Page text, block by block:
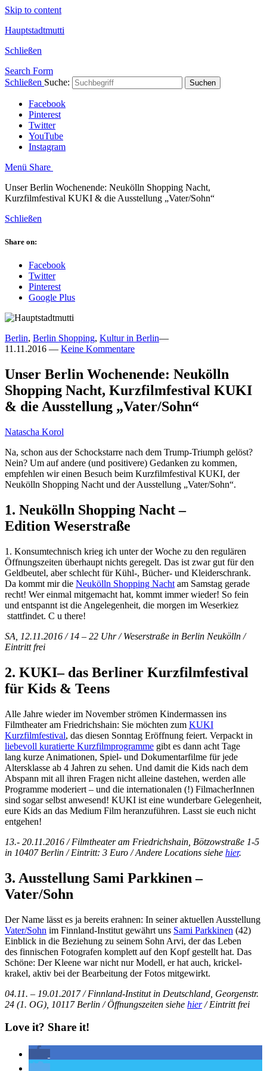
Skip to content
Hauptstadtmutti
Schließen
Search Form
Schließen Suche: Suchen
Facebook
Pinterest
Twitter
YouTube
Instagram
Menü Share
Unser Berlin Wochenende: Neukölln Shopping Nacht,
Kurzfilmfestival KUKI & die Ausstellung „Vater/Sohn“
Schließen
Share on:
Facebook
Twitter
Pinterest
Google Plus
Berlin, Berlin Shopping, Kultur in Berlin—
11.11.2016 — Keine Kommentare
Unser Berlin Wochenende: Neukölln
Shopping Nacht, Kurzfilmfestival KUKI
& die Ausstellung „Vater/Sohn“
Natascha Korol
Na, schon aus der Schockstarre nach dem Trump-Triumph gelöst?
Nein? Um auf andere (und positivere) Gedanken zu kommen,
empfehlen wir einen Besuch beim Kurzfilmfestival KUKI, der
Neukölln Shopping Nacht und der Ausstellung „Vater/Sohn“.
1. Neukölln Shopping Nacht –
Edition Weserstraße
1. Konsumtechnisch krieg ich unter der Woche zu den regulären
Öffnungszeiten überhaupt nichts geregelt. Das ist zwar gut für den
Geldbeutel, aber schlecht für Kühl-, Bücher- und Kleiderschrank.
Da kommt mir die Neukölln Shopping Nacht am Samstag gerade
recht! Wer einmal mitgemacht hat, kommt immer wieder! So fein
und entspannt ist die Angelegenheit, die morgen im Weserkiez
stattfindet. C u there!
SA, 12.11.2016 / 14 – 22 Uhr / Weserstraße in Berlin Neukölln /
Eintritt frei
2. KUKI– das Berliner Kurzfilmfestival
für Kids & Teens
Alle Jahre wieder im November strömen Kindermassen ins
Filmtheater am Friedrichshain: Sie möchten zum KUKI
Kurzfilmfestival, das diesen Sonntag Eröffnung feiert. Verpackt in
liebevoll kuratierte Kurzfilmprogramme gibt es dann acht Tage
lang kurze Animationen, Spiel- und Dokumentarfilme für jede
Altersklasse ab 4 Jahren zu sehen. Und damit die Kids nach dem
Abspann mit all ihren Fragen nicht alleine dastehen, werden alle
Programme moderiert – und die internationalen (!) FilmacherInnen
sind sogar selbst anwesend! KUKI ist eine wunderbare Gelegenheit,
eure Kids an das Medium Film heranzuführen. Lasst sie euch nicht
entgehen!
13.- 20.11.2016 / Filmtheater am Friedrichshain, Bötzowstraße 1-5
in 10407 Berlin / Eintritt: 3 Euro / Andere Locations siehe hier.
3. Ausstellung Sami Parkkinen –
Vater/Sohn
Der Name lässt es ja bereits erahnen: In seiner aktuellen Ausstellung
Vater/Sohn im Finnland-Institut gewährt uns Sami Parkkinen (42)
Einblick in die Beziehung zu seinem Sohn Arvi, der das Leben
des finnischen Fotografen komplett auf den Kopf gestellt hat. Das
Schöne: Der Kleene war nicht nur Modell, er hat auch, krickel-
krakel, aktiv bei der Bearbeitung der Fotos mitgewirkt.
04.11. – 19.01.2017 / Finnland-Institut in Deutschland, Georgenstr.
24 (1. OG), 10117 Berlin / Öffnungszeiten siehe hier/ Eintritt frei
Love it? Share it!